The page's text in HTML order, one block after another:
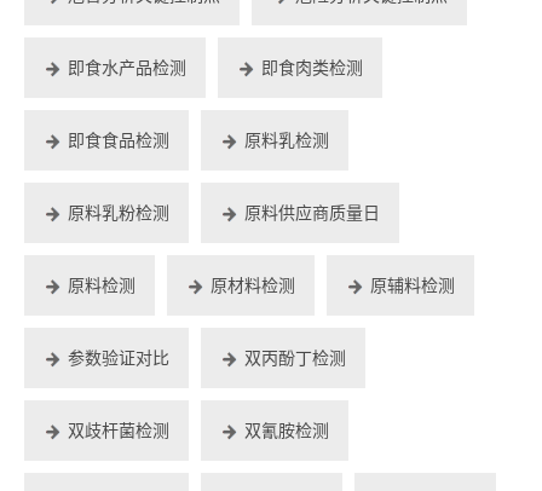
即食水产品检测 即食肉类检测
即食食品检测 原料乳检测
原料乳粉检测 原料供应商质量日
原料检测 原材料检测 原辅料检测
参数验证对比 双丙酚丁检测
双歧杆菌检测 双氰胺检测